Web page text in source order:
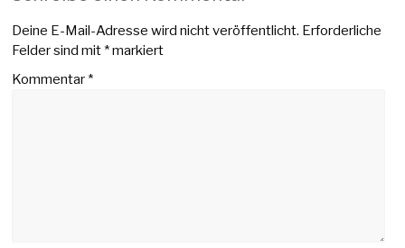
Deine E-Mail-Adresse wird nicht veröffentlicht. Erforderliche
Felder sind mit*markiert
Kommentar*